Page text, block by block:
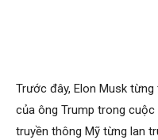
Trước đây, Elon Musk
của ông Trump trong cuộc
truyền thông Mỹ từng lan